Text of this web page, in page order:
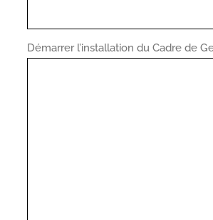
Démarrer l’installation du Cadre de